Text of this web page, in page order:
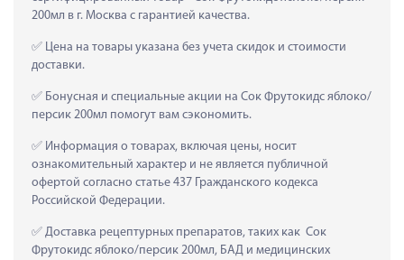
200мл в г. Москва с гарантией качества.
Цена на товары указана без учета скидок и стоимости
доставки.
Бонусная и специальные акции на Сок Фрутокидс яблоко/
персик 200мл помогут вам сэкономить.
Информация о товарах, включая цены, носит
ознакомительный характер и не является публичной
офертой согласно статье 437 Гражданского кодекса
Российской Федерации.
Доставка рецептурных препаратов, таких как  Сок
Фрутокидс яблоко/персик 200мл, БАД и медицинских